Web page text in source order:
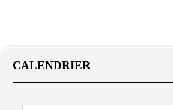
CALENDRIER